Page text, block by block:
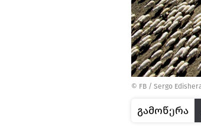
© FB / Sergo
გამოწერა